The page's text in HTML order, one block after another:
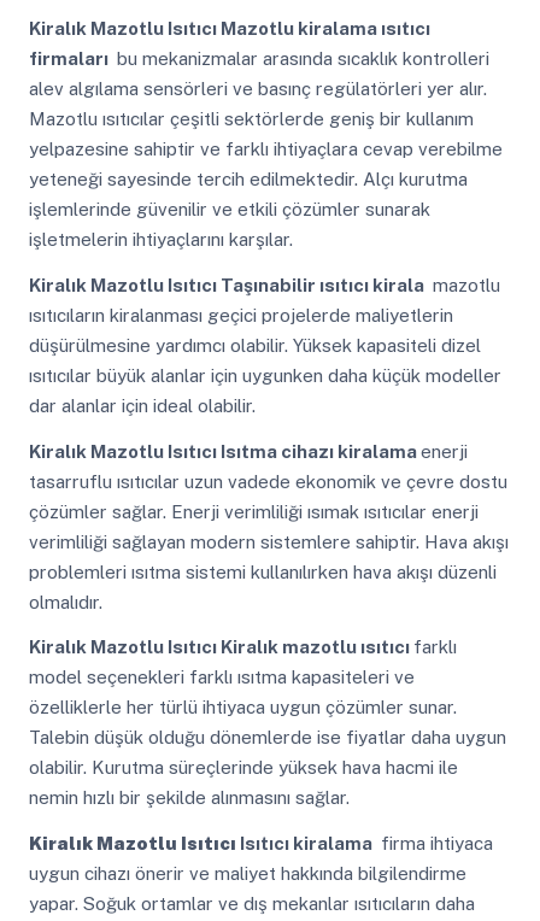
Kiralık Mazotlu IsıtıcıMazotlu kiralama ısıtıcı
firmaları bu mekanizmalar arasında sıcaklık kontrolleri
alev algılama sensörleri ve basınç regülatörleri yer alır.
Mazotlu ısıtıcılar çeşitli sektörlerde geniş bir kullanım
yelpazesine sahiptir ve farklı ihtiyaçlara cevap verebilme
yeteneği sayesinde tercih edilmektedir. Alçı kurutma
işlemlerinde güvenilir ve etkili çözümler sunarak
işletmelerin ihtiyaçlarını karşılar.
Kiralık Mazotlu IsıtıcıTaşınabilir ısıtıcı kirala mazotlu
ısıtıcıların kiralanması geçici projelerde maliyetlerin
düşürülmesine yardımcı olabilir. Yüksek kapasiteli dizel
ısıtıcılar büyük alanlar için uygunken daha küçük modeller
dar alanlar için ideal olabilir.
Kiralık Mazotlu IsıtıcıIsıtma cihazı kiralamaenerji
tasarruflu ısıtıcılar uzun vadede ekonomik ve çevre dostu
çözümler sağlar. Enerji verimliliği ısımak ısıtıcılar enerji
verimliliği sağlayan modern sistemlere sahiptir. Hava akışı
problemleri ısıtma sistemi kullanılırken hava akışı düzenli
olmalıdır.
Kiralık Mazotlu IsıtıcıKiralık mazotlu ısıtıcı farklı
model seçenekleri farklı ısıtma kapasiteleri ve
özelliklerle her türlü ihtiyaca uygun çözümler sunar.
Talebin düşük olduğu dönemlerde ise fiyatlar daha uygun
olabilir. Kurutma süreçlerinde yüksek hava hacmi ile
nemin hızlı bir şekilde alınmasını sağlar.
Kiralık Mazotlu Isıtıcı Isıtıcı kiralama firma ihtiyaca
uygun cihazı önerir ve maliyet hakkında bilgilendirme
yapar. Soğuk ortamlar ve dış mekanlar ısıtıcıların daha